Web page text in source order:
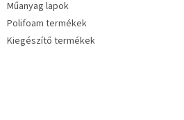
Műanyag lapok
Polifoam termékek
Kiegészítő termékek